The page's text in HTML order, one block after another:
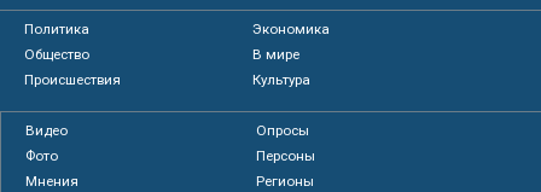
Политика
Экономика
Общество
В мире
Происшествия
Культура
Видео
Опросы
Фото
Персоны
Мнения
Регионы